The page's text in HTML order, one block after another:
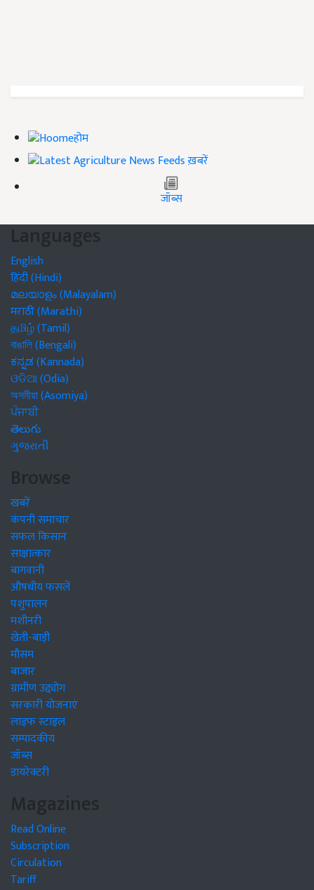
होम
ख़बरें
जॉब्स
Languages
English
हिंदी (Hindi)
മലയാളം (Malayalam)
मराठी (Marathi)
தமிழ் (Tamil)
বাঙালি (Bengali)
ಕನ್ನಡ (Kannada)
ଓଡିଆ (Odia)
অসমীয়া (Asomiya)
ਪੰਜਾਬੀ
తెలుగు
ગુજરાતી
Browse
खबरें
कंपनी समाचार
सफल किसान
साक्षात्कार
बागवानी
औषधीय फसलें
पशुपालन
मशीनरी
खेती-बाड़ी
मौसम
बाजार
ग्रामीण उद्द्योग
सरकारी योजनाएं
लाइफ स्टाइल
सम्पादकीय
जॉब्स
डायरेक्टरी
Magazines
Read Online
Subscription
Circulation
Tariff